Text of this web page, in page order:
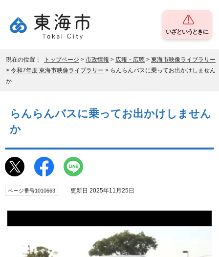
いざというときに
現在の位置： トップページ > 市政情報 > 広報・広聴 > 東海市映像ライブラリー
> 令和7年度 東海市映像ライブラリー > らんらんバスに乗ってお出かけしません
か
らんらんバスに乗ってお出かけしません
か
ページ番号1010663 更新日 2025年11月25日